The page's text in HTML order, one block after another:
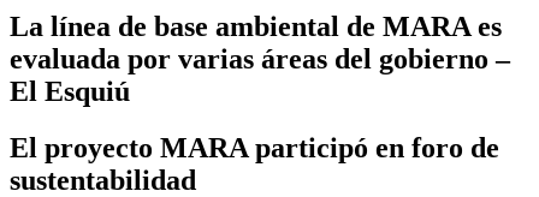
La línea de base ambiental de MARA es
evaluada por varias áreas del gobierno –
El Esquiú
El proyecto MARA participó en foro de
sustentabilidad